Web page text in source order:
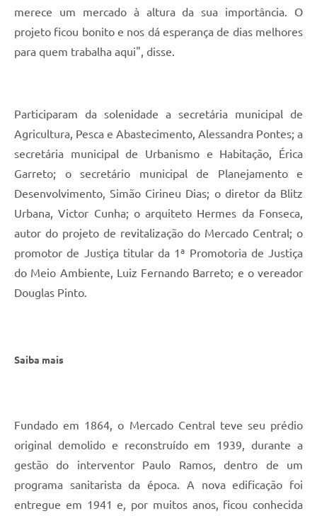
merece um mercado à altura da sua importância. O
projeto ficou bonito e nos dá esperança de dias melhores
para quem trabalha aqui", disse.
Participaram da solenidade a secretária municipal de
Agricultura, Pesca e Abastecimento, Alessandra Pontes; a
secretária municipal de Urbanismo e Habitação, Érica
Garreto; o secretário municipal de Planejamento e
Desenvolvimento, Simão Cirineu Dias; o diretor da Blitz
Urbana, Victor Cunha; o arquiteto Hermes da Fonseca,
autor do projeto de revitalização do Mercado Central; o
promotor de Justiça titular da 1ª Promotoria de Justiça
do Meio Ambiente, Luiz Fernando Barreto; e o vereador
Douglas Pinto.
Saiba mais
Fundado em 1864, o Mercado Central teve seu prédio
original demolido e reconstruído em 1939, durante a
gestão do interventor Paulo Ramos, dentro de um
programa sanitarista da época. A nova edificação foi
entregue em 1941 e, por muitos anos, ficou conhecida